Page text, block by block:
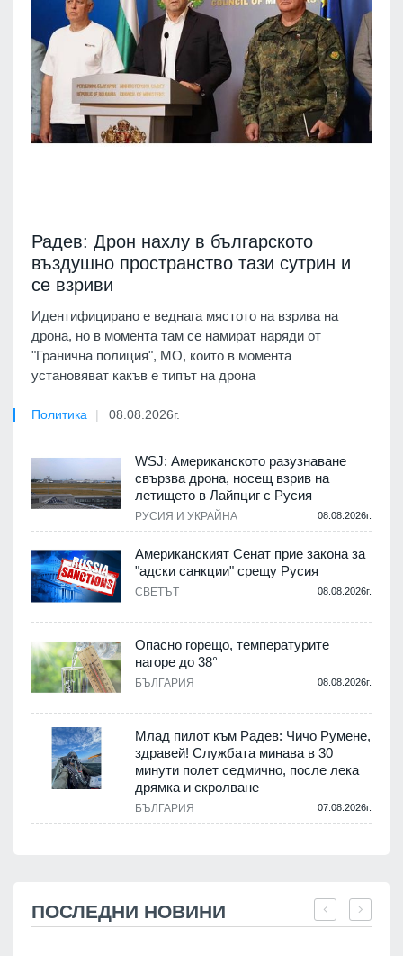
Радев: Дрон нахлу в българското
въздушно пространство тази сутрин и
се взриви
Идентифицирано е веднага мястото на взрива на
дрона, но в момента там се намират наряди от
"Гранична полиция", МО, които в момента
установяват какъв е типът на дрона
Политика 08.08.2026г.
WSJ: Американското разузнаване
свързва дрона, носещ взрив на
летището в Лайпциг с Русия
РУСИЯ И УКРАЙНА 08.08.2026г.
Американският Сенат прие закона за
"адски санкции" срещу Русия
СВЕТЪТ 08.08.2026г.
Опасно горещо, температурите
нагоре до 38°
БЪЛГАРИЯ 08.08.2026г.
Млад пилот към Радев: Чичо Румене,
здравей! Службата минава в 30
минути полет седмично, после лека
дрямка и скролване
БЪЛГАРИЯ 07.08.2026г.
ПОСЛЕДНИ НОВИНИ